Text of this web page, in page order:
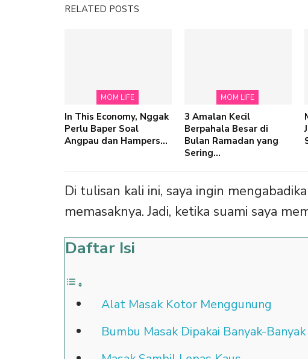
RELATED POSTS
MOM LIFE
In This Economy, Nggak
Perlu Baper Soal
Angpau dan Hampers…
MOM LIFE
3 Amalan Kecil
Berpahala Besar di
Bulan Ramadan yang
Sering…
Di tulisan kali ini, saya ingin
memasaknya. Jadi, ketika suami saya
Daftar Isi
Alat Masak Kotor Menggunung
Bumbu Masak Dipakai Banyak-Banyak